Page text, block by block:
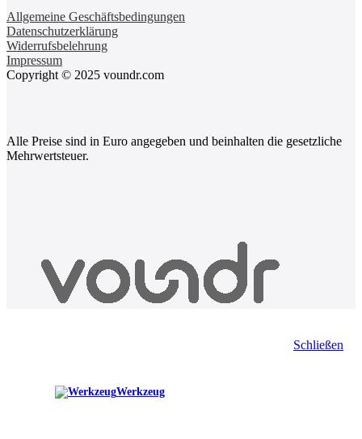
Allgemeine Geschäftsbedingungen
Datenschutzerklärung
Widerrufsbelehrung
Impressum
Copyright © 2025 voundr.com
Alle Preise sind in Euro angegeben und beinhalten die gesetzliche
Mehrwertsteuer.
Schließen
Werkzeug